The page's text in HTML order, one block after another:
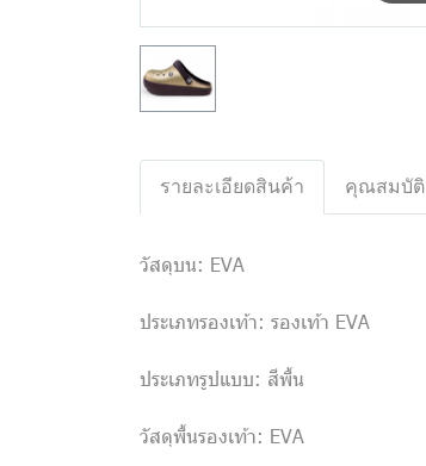
รายละเอียดสินค้า คุณสมบัติ
วัสดุบน: EVA
ประเภทรองเท้า: รองเท้า EVA
ประเภทรูปแบบ: สีพื้น
วัสดุพื้นรองเท้า: EVA